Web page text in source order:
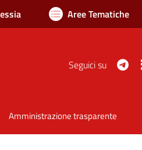
Aree Tematiche
Seguici su
Amministrazione trasparente